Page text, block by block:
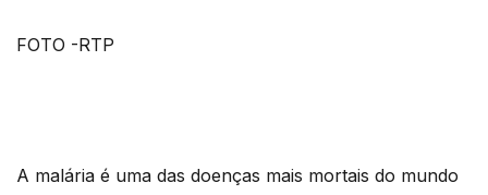
FOTO -RTP
A malária é uma das doenças mais mortais do mundo